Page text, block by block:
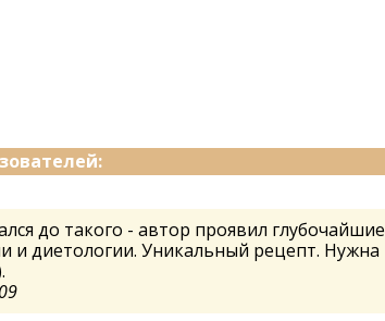
до такого - автор проявил глубочайшие
и диетологии. Уникальный рецепт. Нужна